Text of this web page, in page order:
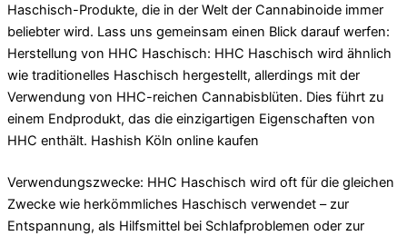
Haschisch-Produkte, die in der Welt der Cannabinoide immer
beliebter wird. Lass uns gemeinsam einen Blick darauf werfen:
Herstellung von HHC Haschisch: HHC Haschisch wird ähnlich
wie traditionelles Haschisch hergestellt, allerdings mit der
Verwendung von HHC-reichen Cannabisblüten. Dies führt zu
einem Endprodukt, das die einzigartigen Eigenschaften von
HHC enthält. Hashish Köln online kaufen
Verwendungszwecke: HHC Haschisch wird oft für die gleichen
Zwecke wie herkömmliches Haschisch verwendet – zur
Entspannung, als Hilfsmittel bei Schlafproblemen oder zur